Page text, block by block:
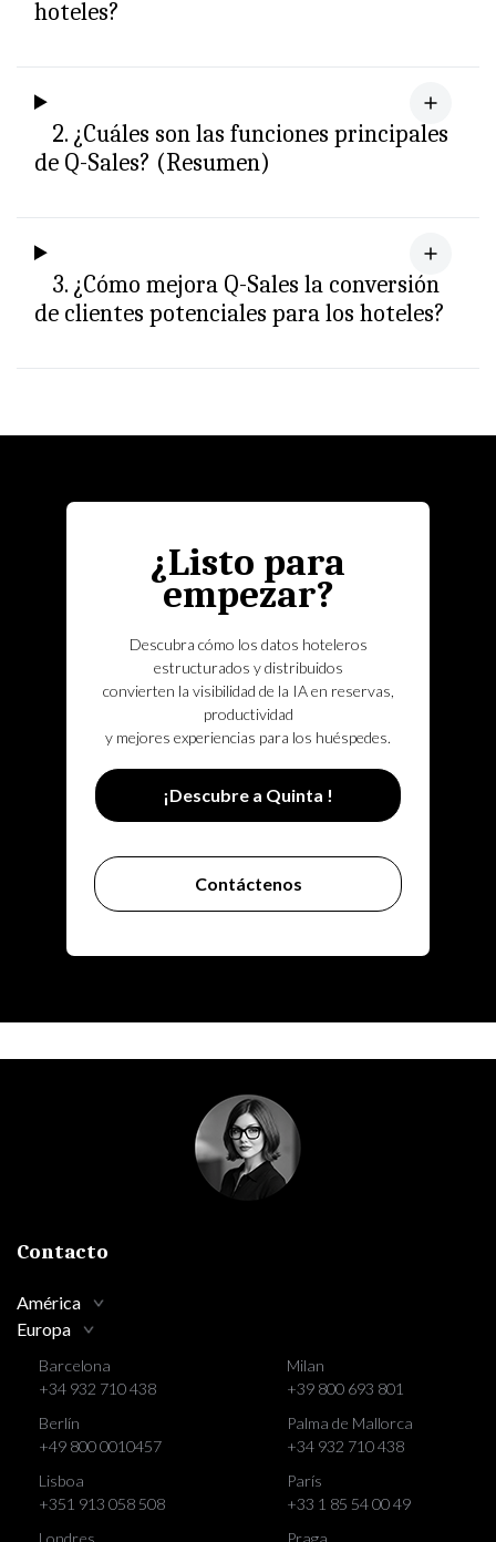
hoteles?
2. ¿Cuáles son las funciones principales
de Q-Sales? (Resumen)
3. ¿Cómo mejora Q-Sales la conversión
de clientes potenciales para los hoteles?
¿Listo para
empezar?
Descubra cómo los datos hoteleros
estructurados y distribuidos
convierten la visibilidad de la IA en reservas,
productividad
y mejores experiencias para los huéspedes.
¡Descubre a Quinta !
Contáctenos
Contacto
América
Europa
Barcelona
+34 932 710 438
Berlín
+49 800 0010457
Lisboa
+351 913 058 508
Londres
Milan
+39 800 693 801
Palma de Mallorca
+34 932 710 438
París
+33 1 85 54 00 49
Praga